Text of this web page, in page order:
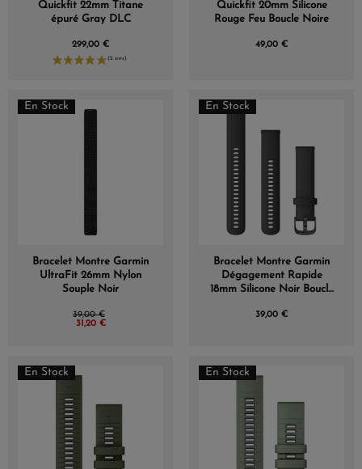
Quickfit 22mm Titane
épuré Gray DLC
299,00 €
Quickfit 20mm Silicone
Rouge Feu Boucle Noire
49,00 €
En Stock
Bracelet Montre Garmin
UltraFit 26mm Nylon
Souple Noir
39,00 €
31,20 €
En Stock
Bracelet Montre Garmin
Dégagement Rapide
18mm Silicone Noir Boucle
39,00 €
En Stock En Stock